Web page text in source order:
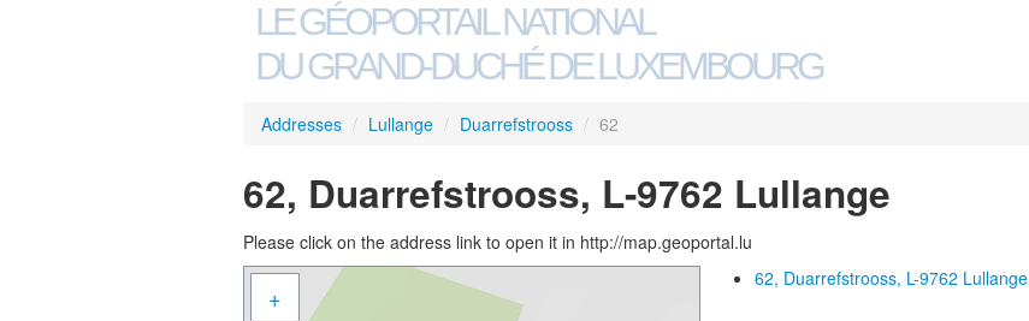
LE GÉOPORTAIL NATIONAL
DU GRAND-DUCHÉ DE LUXEMBOURG
Addresses / Lullange / Duarrefstrooss / 62
62, Duarrefstrooss, L-9762 Lullange
Please click on the address link to open it in http://map.geoportal.lu
+
62, Duarrefstrooss, L-9762 Lullange